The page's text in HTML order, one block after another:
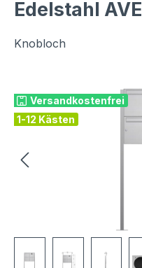
Edelstahl AVE
Knobloch
Versandkostenfrei
1-12 Kästen